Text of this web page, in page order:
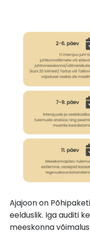
Ajajoon on
eelduslik. Iga auditi
meeskonna